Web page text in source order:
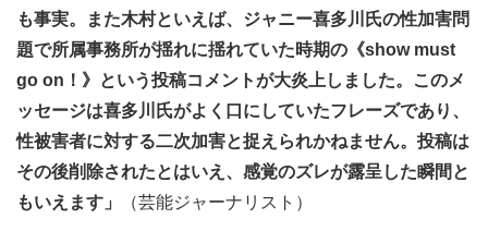
も事実。また木村といえば、ジャニー喜多川氏の性加害問
題で所属事務所が揺れに揺れていた時期の《show must
go on！》という投稿コメントが大炎上しました。このメ
ッセージは喜多川氏がよく口にしていたフレーズであり、
性被害者に対する二次加害と捉えられかねません。投稿は
その後削除されたとはいえ、感覚のズレが露呈した瞬間と
もいえます」
（芸能ジャーナリスト）